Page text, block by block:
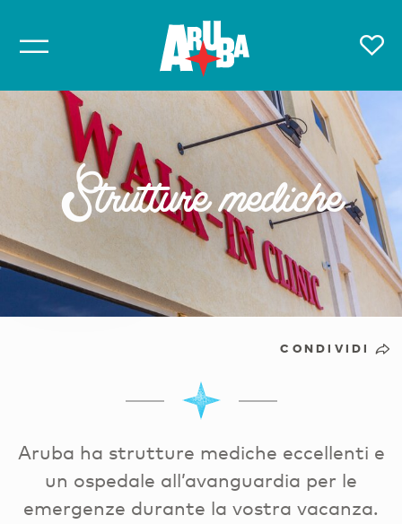
Strutture mediche
CONDIVIDI
Aruba ha strutture mediche eccellenti e
un ospedale all’avanguardia per le
emergenze durante la vostra vacanza.